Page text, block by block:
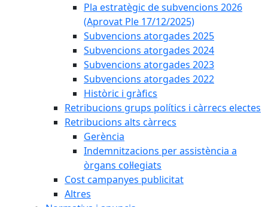
Pla estratègic de subvencions 2026
(Aprovat Ple 17/12/2025)
Subvencions atorgades 2025
Subvencions atorgades 2024
Subvencions atorgades 2023
Subvencions atorgades 2022
Històric i gràfics
Retribucions grups polítics i càrrecs electes
Retribucions alts càrrecs
Gerència
Indemnitzacions per assistència a
òrgans col·legiats
Cost campanyes publicitat
Altres